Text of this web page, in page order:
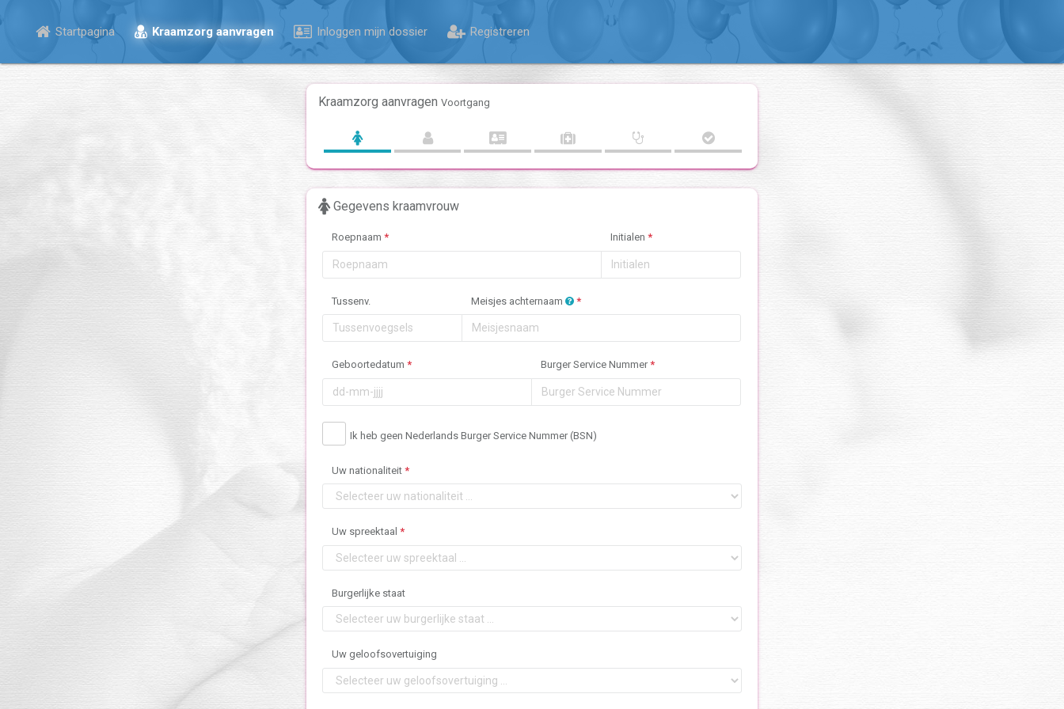
Startpagina Kraamzorg aanvragen Inloggen mijn dossier Registreren
Kraamzorg aanvragen Voortgang
Gegevens kraamvrouw
Roepnaam * Initialen*
Tussenv. Meisjes achternaam *
Geboortedatum * Burger Service Nummer *
Ik heb geen Nederlands Burger Service Nummer (BSN)
Uw nationaliteit *
Uw spreektaal *
Burgerlijke staat
Uw geloofsovertuiging